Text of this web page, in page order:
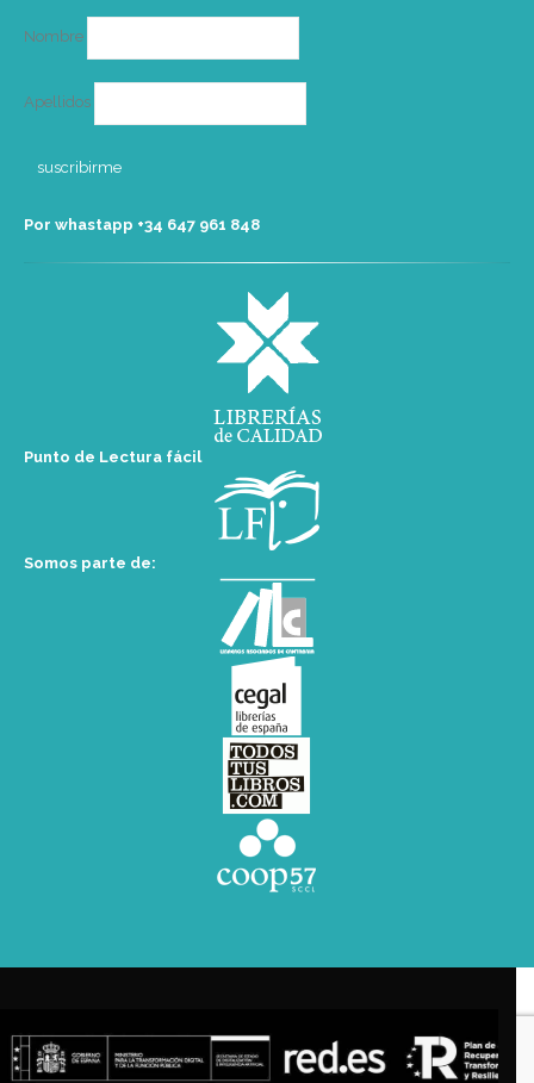
Nombre
Apellidos
Por whastapp +34 ‭647 961 848‬
Punto de Lectura fácil
Somos parte de: